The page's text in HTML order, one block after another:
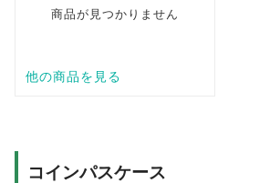
コインパスケース